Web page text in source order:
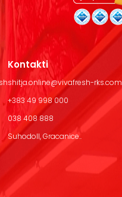
Kontakti
shitja.online@vivafresh-rks.com
+383 49 998 000
038 408 888
Suhodoll, Gracanice..